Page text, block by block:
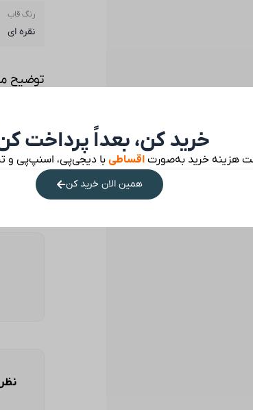
رنگ قاب
نقره ای
توضیح
نظرات
خرید کن، بعداً پرداخت
هزینه خرید به‌صورتاقساطیبا دیجی‌پی، اسنپ‌پی و
همین الان خرید کن